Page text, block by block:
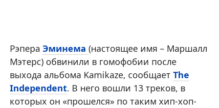
Рэпера Эминема (настоящее имя – Маршалл
Мэтерс) обвинили в гомофобии после
выхода альбома Kamikaze, сообщает The
Independent. В него вошли 13 треков, в
которых он «прошелся» по таким хип-хоп-